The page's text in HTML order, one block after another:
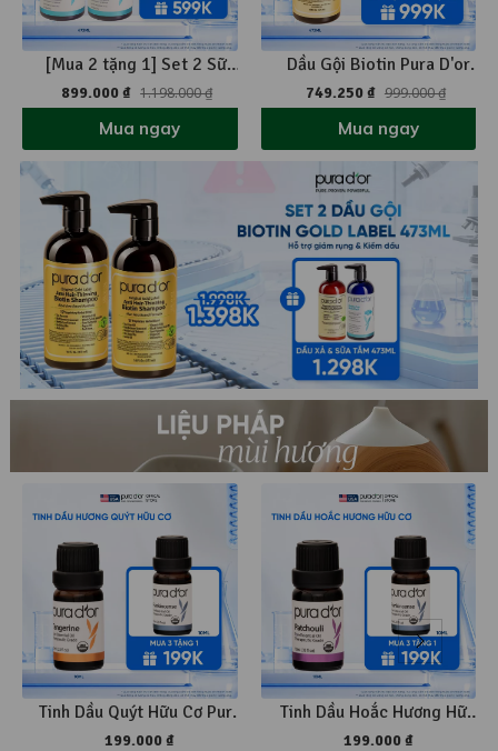
[Mua 2 tặng 1] Set 2 Sữa
Tắm Pura D'or Awakening
Body Wash Giúp Làm Sạch
& Dưỡng Ẩm 473ml
899.000 ₫ 1.198.000 ₫
Mua ngay
Dầu Gội Biotin Pura D'or
Original Gold Label Chăm
Sóc Da Đầu, Giảm Rụng
Tóc, Hỗ Trợ Mọc Tóc 473ml
749.250 ₫ 999.000 ₫
Mua ngay
Tinh Dầu Quýt Hữu Cơ Pura
D'or Therapeutic Grade
199.000 ₫
Tinh Dầu Hoắc Hương Hữu
Cơ Pura D'or Therapeutic
199.000 ₫